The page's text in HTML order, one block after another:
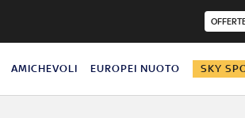
AMICHEVOLI EUROPEI NUOTO SKY